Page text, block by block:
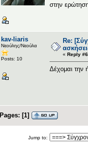
στην
kav-liaris
Νεούλης/Νεούλα
Posts: 10
Re:
« Reply
Δέχομαι την
Pages: [1]
Jump to: